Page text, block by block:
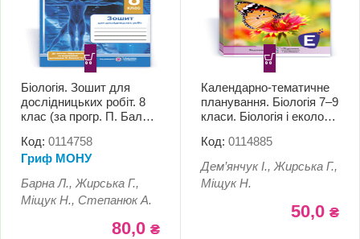
Біологія. Зошит для
дослідницьких робіт. 8
клас (за прогр. П. Балан
Код: 0114758
Гриф МОНУ
Барна Л., Жирська Г.,
Міщук Н., Степанюк А.
80,0 ₴
Календарно-тематичне
планування. Біологія 7–9
класи. Біологія і екологія
р. (ЕЛЕКТРОННА
версія)
Код: 0114885
Дем’янчук І., Жирська Г.,
Міщук Н.
50,0 ₴